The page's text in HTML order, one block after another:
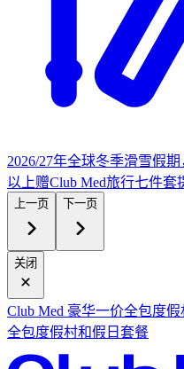
2026/27年全球冬季滑雪假
以上赠Club Med旅行七件套
上一页 下一页
关闭
Club Med 豪华一价全包度
全包度假村和假日套餐